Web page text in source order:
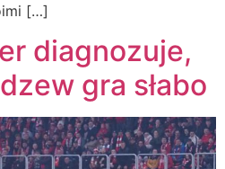
[…]
diagnozuje,
gra słabo